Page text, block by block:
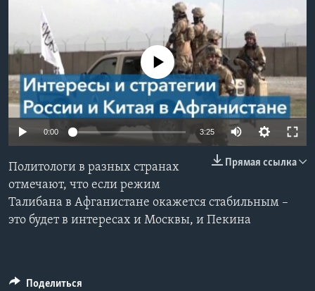
Learning English
СОЦИАЛЬНЫЕ СЕТИ
Языки
No media source currently available
0:00 3:25
Прямая ссылка
Политологи в разных странах
отмечают, что если режим
Талибана в Афганистане окажется стабильным –
это будет в интересах и Москвы, и Пекина
Поделиться